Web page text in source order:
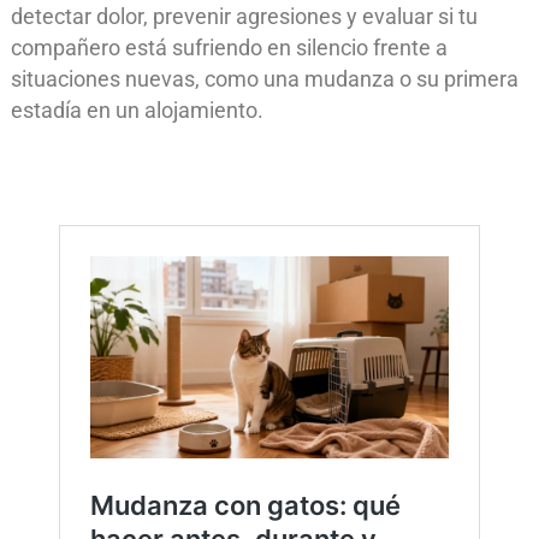
detectar dolor, prevenir agresiones y evaluar si tu
compañero está sufriendo en silencio frente a
situaciones nuevas, como una mudanza o su primera
estadía en un alojamiento.